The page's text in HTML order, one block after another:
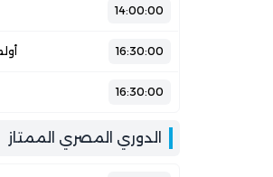
14:00:00
16:30:00
16:30:00
الدوري المصري الممتاز